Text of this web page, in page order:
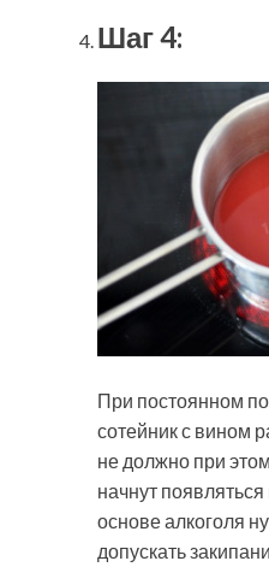
Шаг 4:
При постоянном
сотейник с вином
не должно при
начнут
основе алкоголя
допускать